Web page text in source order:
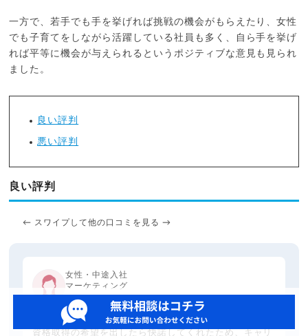
一方で、若手でも手を挙げれば挑戦の機会がもらえたり、女性
でも子育てをしながら活躍している社員も多く、自ら手を挙げ
れば平等に機会が与えられるというポジティブな意見も見られ
ました。
良い評判
悪い評判
良い評判
← スワイプして他の口コミを見る →
女性・中途入社
マーケティング
資格取得の希望を出したら快諾してくれたため、キャリ